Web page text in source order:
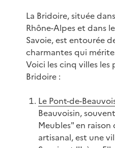
La Bridoire, située
Rhône-Alpes et dans
Savoie, est entourée
charmantes qui
Voici les cinq villes les
Bridoire :
Le Pont-de-
Beauvoisin,
Meubles" en
artisanal, est une